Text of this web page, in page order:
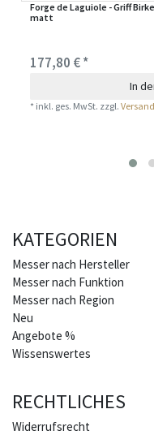
Forge de Laguiole - Griff
matt
177,80 € *
In
* inkl. ges. MwSt. zzgl.
KATEGORIEN
Home
Messer nach Hersteller
Messer nach Funktion
Messer nach Region
Neu
Angebote %
Wissenswertes
RECHTLICHES
Widerrufs­recht